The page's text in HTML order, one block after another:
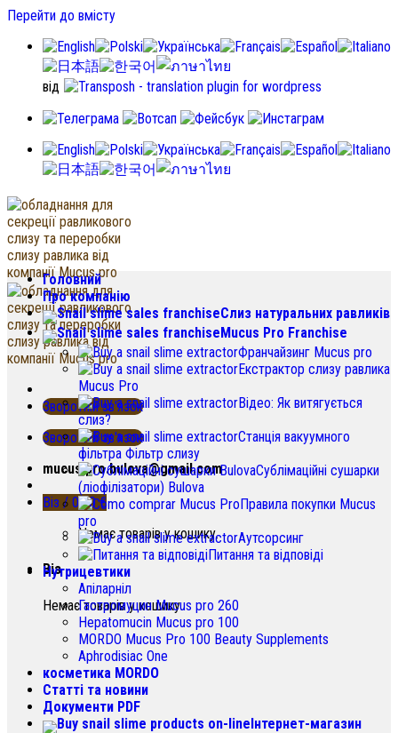
Перейти до вмісту
від
Зворотній зв'язок
Зворотній зв'язок
mucus.pro.bulova@gmail.com
Віз / 0.00€
Немає товарів у кошику.
Віз
Немає товарів у кошику.
Головний
Про компанію
Слиз натуральних равликів
Mucus Pro Franchise
Франчайзинг Mucus pro
Екстрактор слизу равлика
Mucus Pro
Відео: Як витягується
слиз?
Станція вакуумного
фільтра Фільтр слизу
Сублімаційні сушарки
(ліофілізатори) Bulova
Правила покупки Mucus
pro
Аутсорсинг
Питання та відповіді
Нутрицевтики
Апіларніл
Гастромуцин Mucus pro 260
Hepatomucin Mucus pro 100
MORDO Mucus Pro 100 Beauty Supplements
Aphrodisiac One
косметика MORDO
Статті та новини
Документи PDF
Інтернет-магазин